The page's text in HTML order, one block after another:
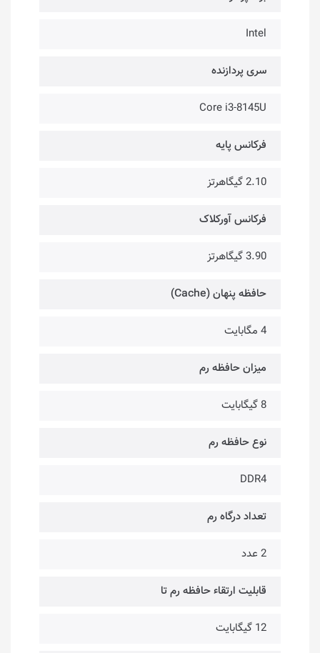
Intel
سری پردازنده
Core i3-8145U
فرکانس پایه
2.10 گیگاهرتز
فرکانس آورکلاک
3.90 گیگاهرتز
حافظه پنهان (Cache)
4 مگابایت
میزان حافظه رم
8 گیگابایت
نوع حافظه رم
DDR4
تعداد درگاه رم
2 عدد
قابلیت ارتقاء حافظه رم تا
12 گیگابایت